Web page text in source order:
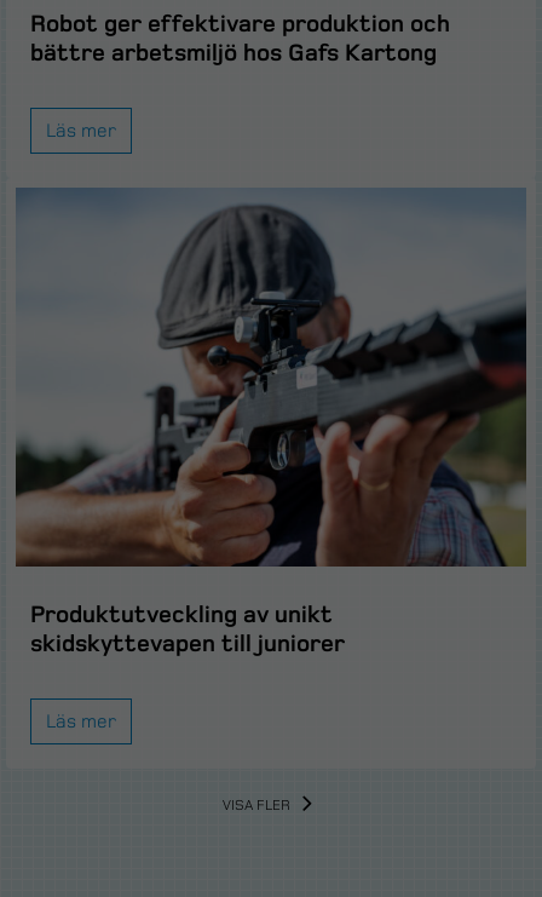
Robot ger effektivare produktion och
bättre arbetsmiljö hos Gafs Kartong
Läs mer
Produktutveckling av unikt
skidskyttevapen till juniorer
Läs mer
VISA FLER